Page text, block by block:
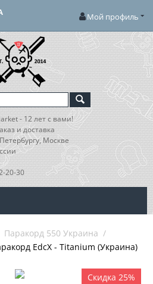
Мой профиль
- 12 лет с вами!
и доставка
Москве
20-30
Паракорд 550 Украина /
EdcX - Titanium (Украина)
Скидка 25%